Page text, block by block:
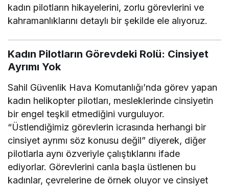
kadın pilotların hikayelerini, zorlu görevlerini ve
kahramanlıklarını detaylı bir şekilde ele alıyoruz.
Kadın Pilotların Görevdeki Rolü: Cinsiyet
Ayrımı Yok
Sahil Güvenlik Hava Komutanlığı’nda görev yapan
kadın helikopter pilotları, mesleklerinde cinsiyetin
bir engel teşkil etmediğini vurguluyor.
“Üstlendiğimiz görevlerin icrasında herhangi bir
cinsiyet ayrımı söz konusu değil” diyerek, diğer
pilotlarla aynı özveriyle çalıştıklarını ifade
ediyorlar. Görevlerini canla başla üstlenen bu
kadınlar, çevrelerine de örnek oluyor ve cinsiyet